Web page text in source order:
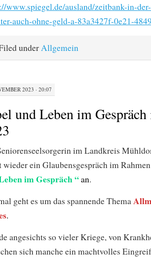
www.spiegel.de/ausland/zeitbank-in-
auch-ohne-geld-a-83a3427f-0e21-
underAllgemein
2023 · 20:07
und Leben im
im Landkreis
wieder ein Glaubensgespräch im
im Gespräch “an.
geht es um das spannende Thema
.
angesichts so vieler Kriege, von
sich manche ein machtvolles